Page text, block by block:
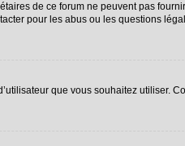
de ce forum ne peuvent pas
pour les abus ou les questions
que vous souhaitez utiliser.